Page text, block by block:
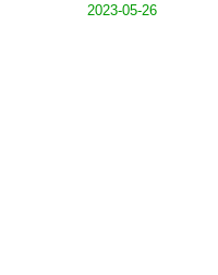
2023-05-26